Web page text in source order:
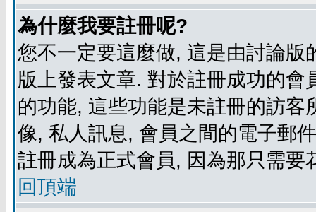
為什麼我要註冊呢?
您不一定要這麼做, 這是由討論
版上發表文章. 對於註冊成功的
的功能, 這些功能是未註冊的訪
像, 私人訊息, 會員之間的電子郵
註冊成為正式會員, 因為那只需要
回頂端